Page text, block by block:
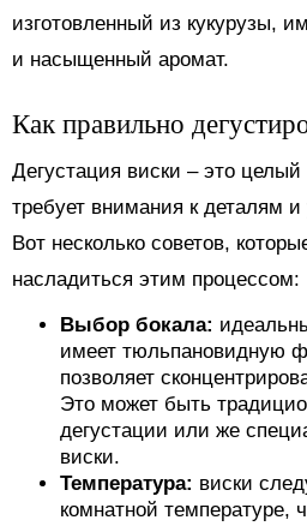
изготовленный из кукурузы,
и насыщенный аромат.
Как правильно
Дегустация виски – это
требует внимания к деталям и
Вот несколько советов,
насладиться этим процессом:
Выбор бокала:
имеет тюльпановидную
позволяет
Это может быть
дегустации или же
виски.
Температура: виски
комнатной температуре,